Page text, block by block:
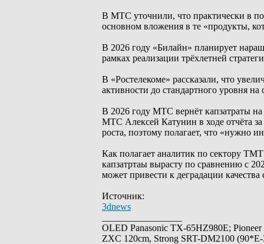
В МТС уточнили, что практически в
основном вложения в те «продукты,
В 2026 году «Билайн» планирует
рамках реализации трёхлетней
В «Ростелекоме» рассказали, что
активности до стандартного уровня
В 2026 году МТС вернёт капзатраты
МТС Алексей Катунин в ходе отчёта
роста, поэтому полагает, что «нужно
Как полагает аналитик по сектору
капзатртаы вырасту по сравнению с
может привести к деградации качества
Источник:
3dnews
OLED Panasonic TX-65HZ980E;
ZXC 120cm, Strong SRT-DM2100